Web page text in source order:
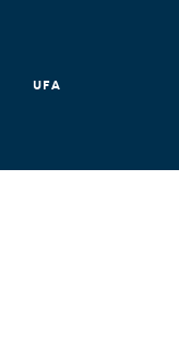
UFA